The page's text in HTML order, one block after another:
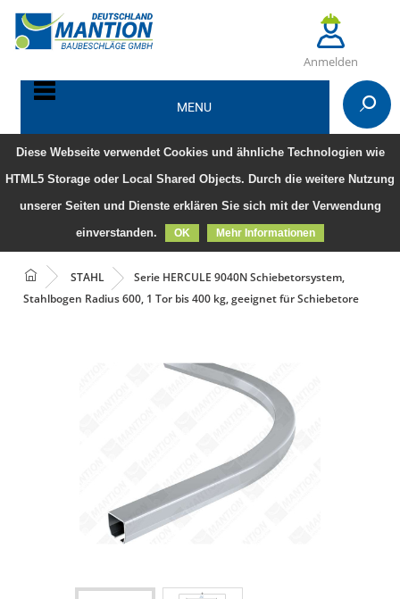
Diese Webseite verwendet Cookies und ähnliche Technologien wie
HTML5 Storage oder Local Shared Objects. Durch die weitere Nutzung
unserer Seiten und Dienste erklären Sie sich mit der Verwendung
einverstanden.
OK Mehr Informationen
Anmelden
MENU
STAHL
Serie HERCULE 9040N Schiebetorsystem,
Stahlbogen Radius 600, 1 Tor bis 400 kg, geeignet für Schiebetore